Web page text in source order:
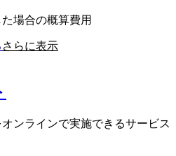
場合の概算費用
さらに表示
ンラインで実施できるサービス